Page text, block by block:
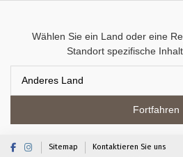
Wählen Sie ein Land oder eine
Standort spezifische
Fortfahren
Sitemap
Kontaktieren Sie uns